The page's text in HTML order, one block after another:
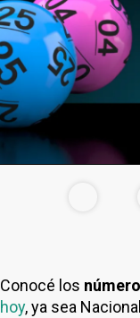
Conocé los
hoy, ya sea